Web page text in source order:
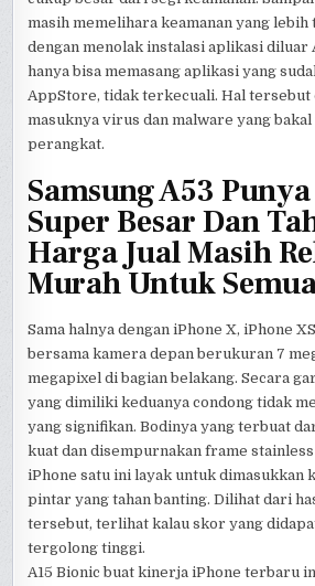
masih memelihara keamanan yang
dengan menolak instalasi aplikasi diluar
hanya bisa memasang aplikasi yang
AppStore, tidak terkecuali. Hal
masuknya virus dan malware yang bakal
perangkat.
Samsung A53
Super Besar Dan
Harga Jual Masih
Murah Untuk
Sama halnya dengan iPhone X, iPhone
bersama kamera depan berukuran 7
megapixel di bagian belakang. Secara
yang dimiliki keduanya condong tidak
yang signifikan. Bodinya yang terbuat
kuat dan disempurnakan frame
iPhone satu ini layak untuk dimasukkan
pintar yang tahan banting. Dilihat dari
tersebut, terlihat kalau skor yang
tergolong tinggi.
A15 Bionic buat kinerja iPhone terbaru